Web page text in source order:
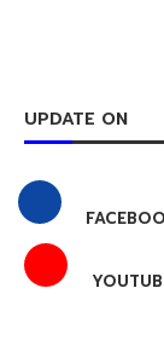
UPDATE ON